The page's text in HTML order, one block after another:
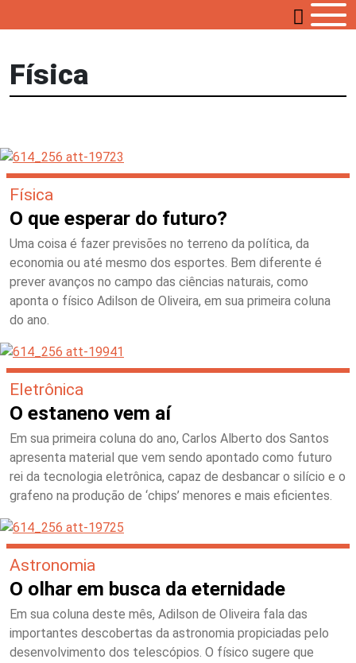
Física
Física
O que esperar do futuro?
Uma coisa é fazer previsões no terreno da política, da
economia ou até mesmo dos esportes. Bem diferente é
prever avanços no campo das ciências naturais, como
aponta o físico Adilson de Oliveira, em sua primeira coluna
do ano.
Eletrônica
O estaneno vem aí
Em sua primeira coluna do ano, Carlos Alberto dos Santos
apresenta material que vem sendo apontado como futuro
rei da tecnologia eletrônica, capaz de desbancar o silício e o
grafeno na produção de ‘chips’ menores e mais eficientes.
Astronomia
O olhar em busca da eternidade
Em sua coluna deste mês, Adilson de Oliveira fala das
importantes descobertas da astronomia propiciadas pelo
desenvolvimento dos telescópios. O físico sugere que